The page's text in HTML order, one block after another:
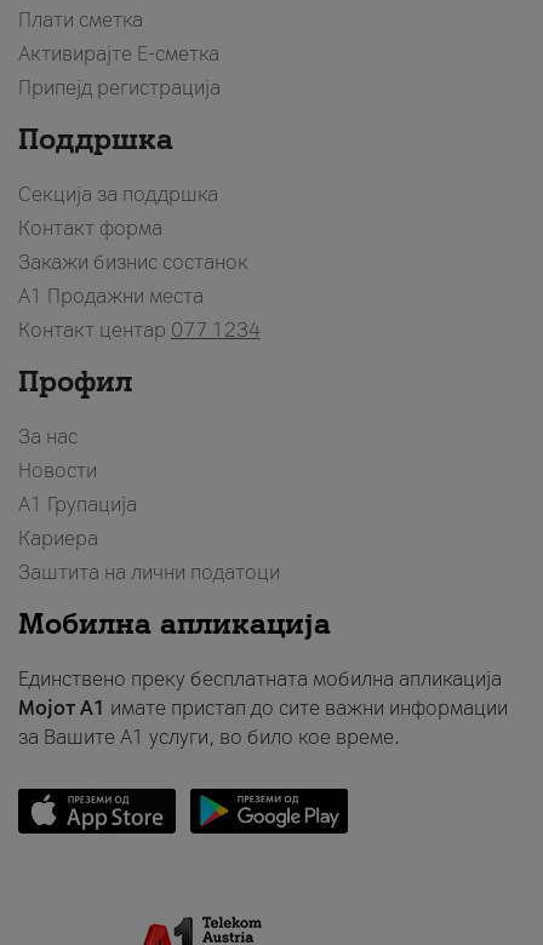
Плати сметка
Активирајте Е-сметка
Припејд регистрација
Поддршка
Секција за поддршка
Контакт форма
Закажи бизнис состанок
A1 Продажни места
Контакт центар 077 1234
Профил
За нас
Новости
А1 Групација
Кариера
Заштита на лични податоци
Мобилна апликација
Единствено преку бесплатната мобилна апликација
Мојот A1 имате пристап до сите важни информации
за Вашите A1 услуги, во било кое време.